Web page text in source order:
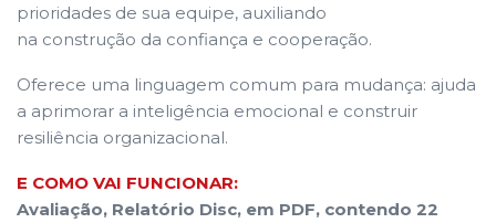
prioridades de sua equipe, auxiliando
na construção da confiança e cooperação.
Oferece uma linguagem comum para mudança: ajuda
a aprimorar a inteligência emocional e construir
resiliência organizacional.
E COMO VAI FUNCIONAR:
Avaliação, Relatório Disc, em PDF, contendo 22